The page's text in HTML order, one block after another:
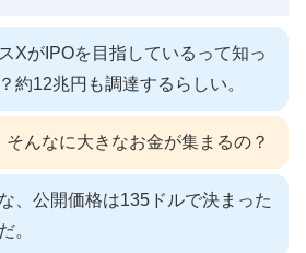
XがIPOを目指しているって知っ
約12兆円も調達するらしい。
そんなに大きなお金が集まるの？
、公開価格は135ドルで決まった
。